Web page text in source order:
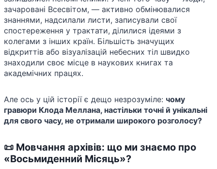
зачаровані Всесвітом, — активно обмінювалися
знаннями, надсилали листи, записували свої
спостереження у трактати, ділилися ідеями з
колегами з інших країн. Більшість значущих
відкриттів або візуалізацій небесних тіл швидко
знаходили своє місце в наукових книгах та
академічних працях.
Але ось у цій історії є дещо незрозуміле: чому
гравюри Клода Меллана, настільки точні й унікальні
для свого часу, не отримали широкого розголосу?
📜 Мовчання архівів: що ми знаємо про
«Восьмиденний Місяць»?